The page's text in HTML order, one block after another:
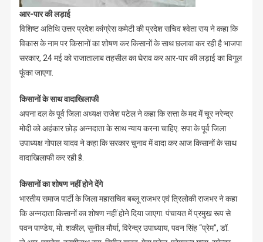
आर-पार की लड़ाई
विशिष्ट अतिथि उत्तर प्रदेश कांग्रेस कमेटी की प्रदेश सचिव श्वेता राय ने कहा कि
विकास के नाम पर किसानों का शोषण कर किसानों के साथ छलावा कर रही है भाजपा
सरकार, 24 मई को राजातालाब तहसील का घेराव कर आर-पार की लड़ाई का विगूल
फूंका जाएगा.
किसानों के साथ वादाखिलाफी
अपना दल के पूर्व जिला अध्यक्ष राजेश पटेल ने कहा कि सत्ता के मद में चूर नरेन्द्र
मोदी को अहंकार छोड़ अन्नदाता के साथ न्याय करना चाहिए. सपा के पूर्व जिला
उपाध्यक्ष गोपाल यादव ने कहा कि सरकार चुनाव में वादा कर आज किसानों के साथ
वादाखिलाफी कर रही है.
किसानों का शोषण नहीं होने देंगे
भारतीय समाज पार्टी के जिला महासचिव बब्लू राजभर एवं त्रिलोकी राजभर ने कहा
कि अन्नदाता किसानों का शोषण नहीं होने दिया जाएगा. पंचायत में प्रमुख रूप से
पवन पाण्डेय, मो. शकील, सुनील मौर्या, विरेन्द्र उपाध्याय, पवन सिंह “प्रेम”, डॉ.